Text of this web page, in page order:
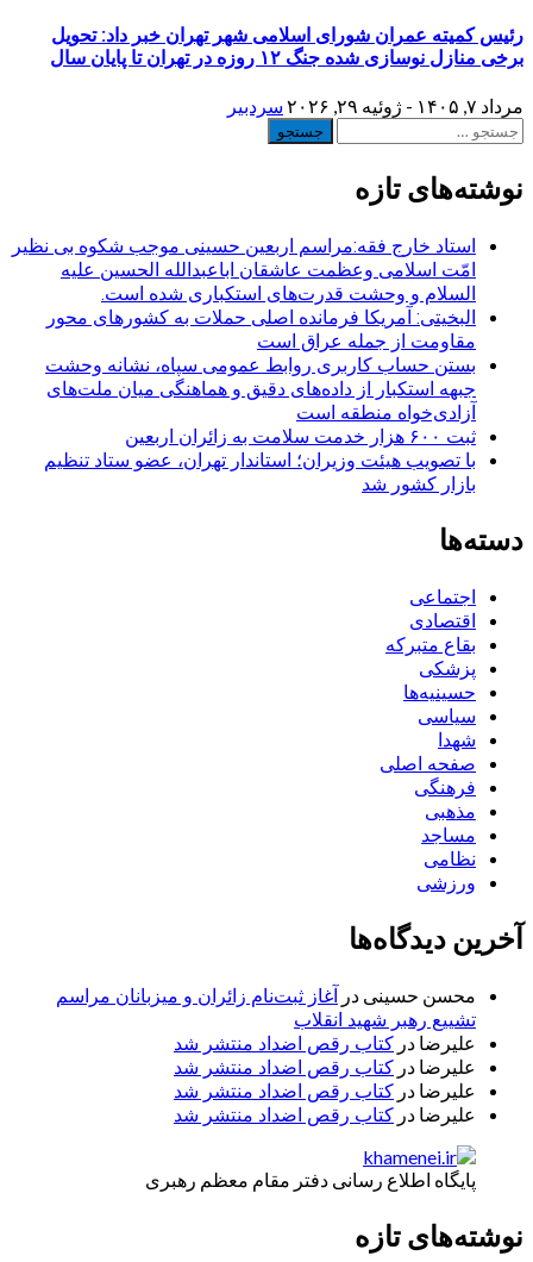
رئیس کمیته عمران شورای اسلامی شهر تهران خبر داد: تحویل
برخی منازل نوسازی شده جنگ ۱۲ روزه در تهران تا پایان سال
مرداد ۷, ۱۴۰۵ - ژوئیه ۲۹, ۲۰۲۶
سردبیر
جستجو
نوشته‌های تازه
استاد خارج فقه:مراسم اربعین حسینی موجب شکوه بی نظیر
امّت اسلامی وعظمت عاشقان اباعبدالله الحسین علیه
السلام و وحشت قدرت‌های استکباری شده است.
البخیتی: آمریکا فرمانده اصلی حملات به کشورهای محور
مقاومت از جمله عراق است
بستن حساب کاربری روابط عمومی سپاه، نشانه‌ وحشت
جبهه استکبار از داده‌های دقیق و هماهنگی میان ملت‌های
آزادی‌خواه منطقه است
ثبت ۶۰۰ هزار خدمت سلامت به زائران اربعین
با تصویب هیئت وزیران؛ استاندار تهران، عضو ستاد تنظیم
بازار کشور شد
دسته‌ها
اجتماعی
اقتصادی
بقاع متبرکه
پزشکی
حسینیه‌ها
سیاسی
شهدا
صفحه اصلی
فرهنگی
مذهبی
مساجد
نظامی
ورزشی
آخرین دیدگاه‌ها
محسن حسینی در آغاز ثبت‌نام زائران و میزبانان مراسم
تشییع رهبر شهید انقلاب
علیرضا در کتاب رقص اضداد منتشر شد
علیرضا در کتاب رقص اضداد منتشر شد
علیرضا در کتاب رقص اضداد منتشر شد
علیرضا در کتاب رقص اضداد منتشر شد
پایگاه اطلاع رسانی دفتر مقام معظم رهبری
نوشته‌های تازه